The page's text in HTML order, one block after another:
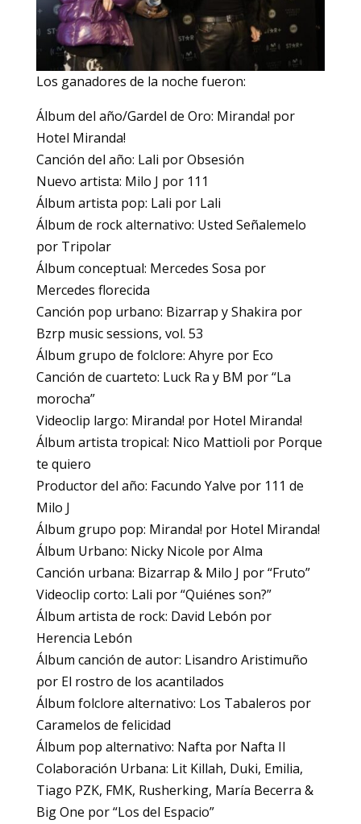
Los ganadores de la noche fueron:
Álbum del año/Gardel de Oro: Miranda! por
Hotel Miranda!
Canción del año: Lali por Obsesión
Nuevo artista: Milo J por 111
Álbum artista pop: Lali por Lali
Álbum de rock alternativo: Usted Señalemelo
por Tripolar
Álbum conceptual: Mercedes Sosa por
Mercedes florecida
Canción pop urbano: Bizarrap y Shakira por
Bzrp music sessions, vol. 53
Álbum grupo de folclore: Ahyre por Eco
Canción de cuarteto: Luck Ra y BM por “La
morocha”
Videoclip largo: Miranda! por Hotel Miranda!
Álbum artista tropical: Nico Mattioli por Porque
te quiero
Productor del año: Facundo Yalve por 111 de
Milo J
Álbum grupo pop: Miranda! por Hotel Miranda!
Álbum Urbano: Nicky Nicole por Alma
Canción urbana: Bizarrap & Milo J por “Fruto”
Videoclip corto: Lali por “Quiénes son?”
Álbum artista de rock: David Lebón por
Herencia Lebón
Álbum canción de autor: Lisandro Aristimuño
por El rostro de los acantilados
Álbum folclore alternativo: Los Tabaleros por
Caramelos de felicidad
Álbum pop alternativo: Nafta por Nafta II
Colaboración Urbana: Lit Killah, Duki, Emilia,
Tiago PZK, FMK, Rusherking, María Becerra &
Big One por “Los del Espacio”